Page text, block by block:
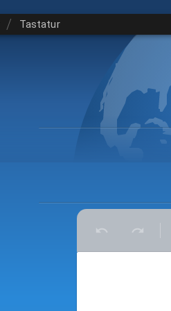
/ Tastatur